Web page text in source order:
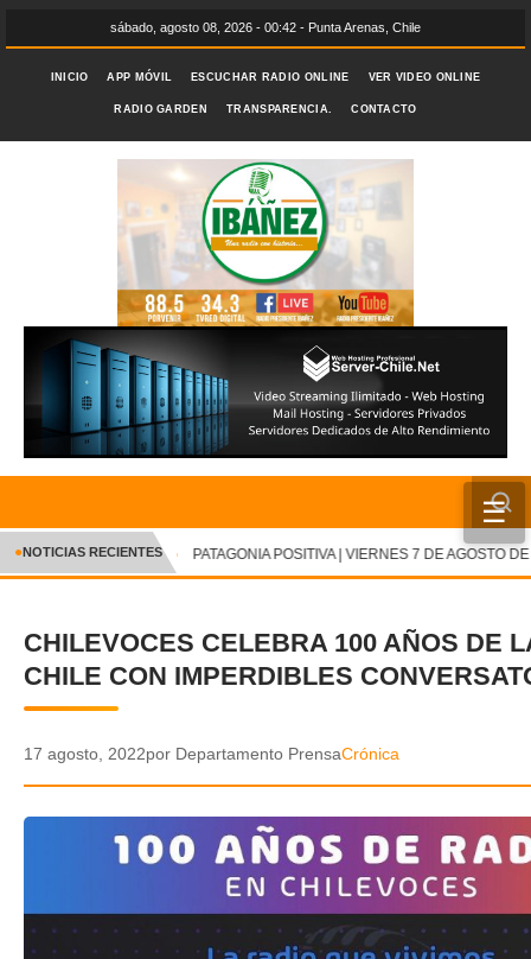
sábado, agosto 08, 2026 - 00:42 - Punta Arenas, Chile
INICIO APP MÓVIL ESCUCHAR RADIO ONLINE VER VIDEO ONLINE
RADIO GARDEN TRANSPARENCIA. CONTACTO
☰
INICIO
CRÓNICA
DEPORTES
POLICIAL
AUDIOS
VIDEOS
✕
●NOTICIAS RECIENTES PATAGONIA POSITIVA | VIERNES 7 DE AGOSTO DE
CHILEVOCES CELEBRA 100 AÑOS DE
CHILE CON IMPERDIBLES
17 agosto, 2022por Departamento PrensaCrónica